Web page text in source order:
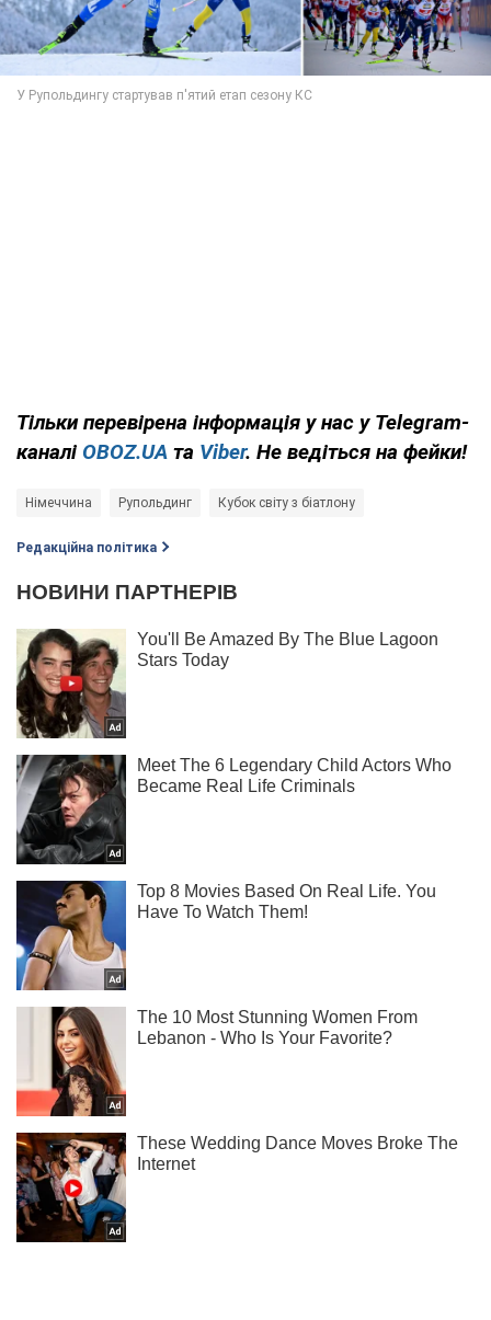
Тільки перевірена інформація у нас у Telegram-
каналі OBOZ.UA та Viber. Не ведіться на фейки!
Німеччина Рупольдинг Кубок світу з біатлону
Редакційна політика